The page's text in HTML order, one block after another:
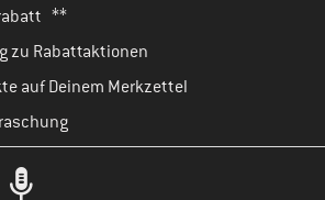
**
zu Rabattaktionen
auf Deinem Merkzettel